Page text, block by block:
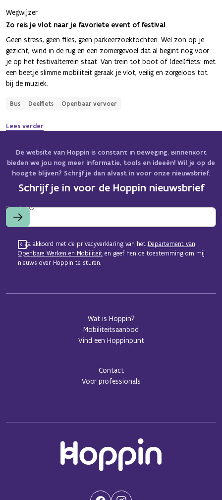
Wegwijzer
Zo reis je vlot naar je favoriete event of festival
Geen stress, geen files, geen parkeerzoektochten. Wel zon op je
gezicht, wind in de rug en een zomergevoel dat al begint nog voor
je op het festivalterrein staat. Van trein tot boot of (deel)fiets: met
een beetje slimme mobiliteit geraak je vlot, veilig en zorgeloos tot
bij de muziek.
Bus Deelfiets Openbaar vervoer
Lees verder
De website van Hoppin is constant in beweging. Binnenkort
bieden we jou nog meer informatie, tools en ideeën! Wil je op de
hoogte blijven? Schrijf je dan alvast in voor onze nieuwsbrief.
Schrijf je in voor de Hoppin nieuwsbrief
E-mailadres
Ik ga akkoord met de privacyverklaring van het Departement van
Openbare Werken en Mobiliteit en geef hen de toestemming om mij
nieuws over Hoppin te sturen.
Wat is Hoppin?
Mobiliteitsaanbod
Vind een Hoppinpunt
Contact
Voor professionals